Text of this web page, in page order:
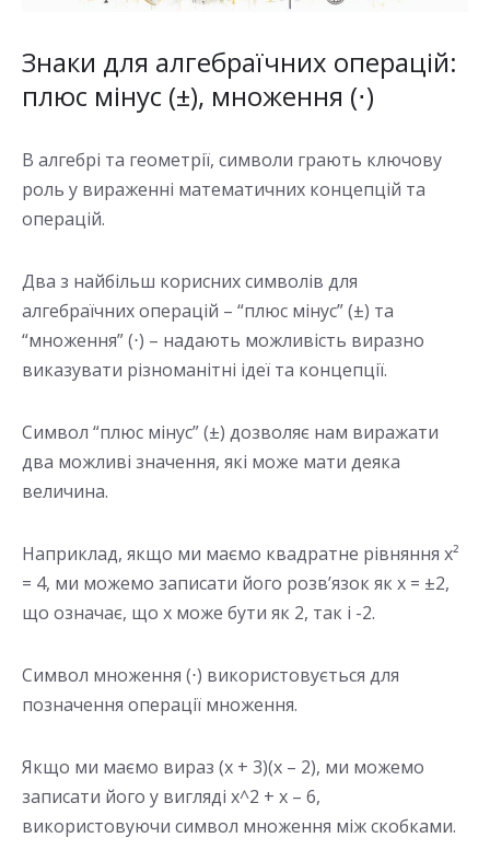
Знаки для алгебраїчних операцій:
плюс мінус (±), множення (⋅)
В алгебрі та геометрії, символи грають ключову
роль у вираженні математичних концепцій та
операцій.
Два з найбільш корисних символів для
алгебраїчних операцій – “плюс мінус” (±) та
“множення” (⋅) – надають можливість виразно
виказувати різноманітні ідеї та концепції.
Символ “плюс мінус” (±) дозволяє нам виражати
два можливі значення, які може мати деяка
величина.
Наприклад, якщо ми маємо квадратне рівняння x²
= 4, ми можемо записати його розв’язок як x = ±2,
що означає, що x може бути як 2, так і -2.
Символ множення (⋅) використовується для
позначення операції множення.
Якщо ми маємо вираз (x + 3)(x – 2), ми можемо
записати його у вигляді x^2 + x – 6,
використовуючи символ множення між скобками.